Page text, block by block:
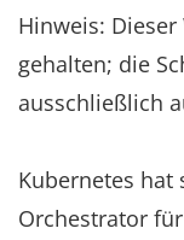
Hinweis:
gehalten; die
ausschließlich
Kubernetes hat
Orchestrator